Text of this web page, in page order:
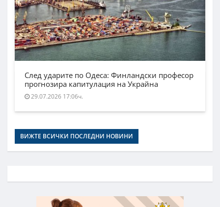
След ударите по Одеса: Финландски професор
прогнозира капитулация на Украйна
29.07.2026 17:06ч.
ВИЖТЕ ВСИЧКИ ПОСЛЕДНИ НОВИНИ